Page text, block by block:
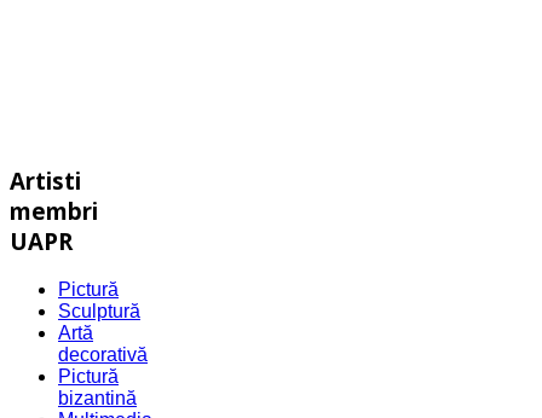
Artisti
membri
UAPR
Pictură
Sculptură
Artă
decorativă
Pictură
bizantină